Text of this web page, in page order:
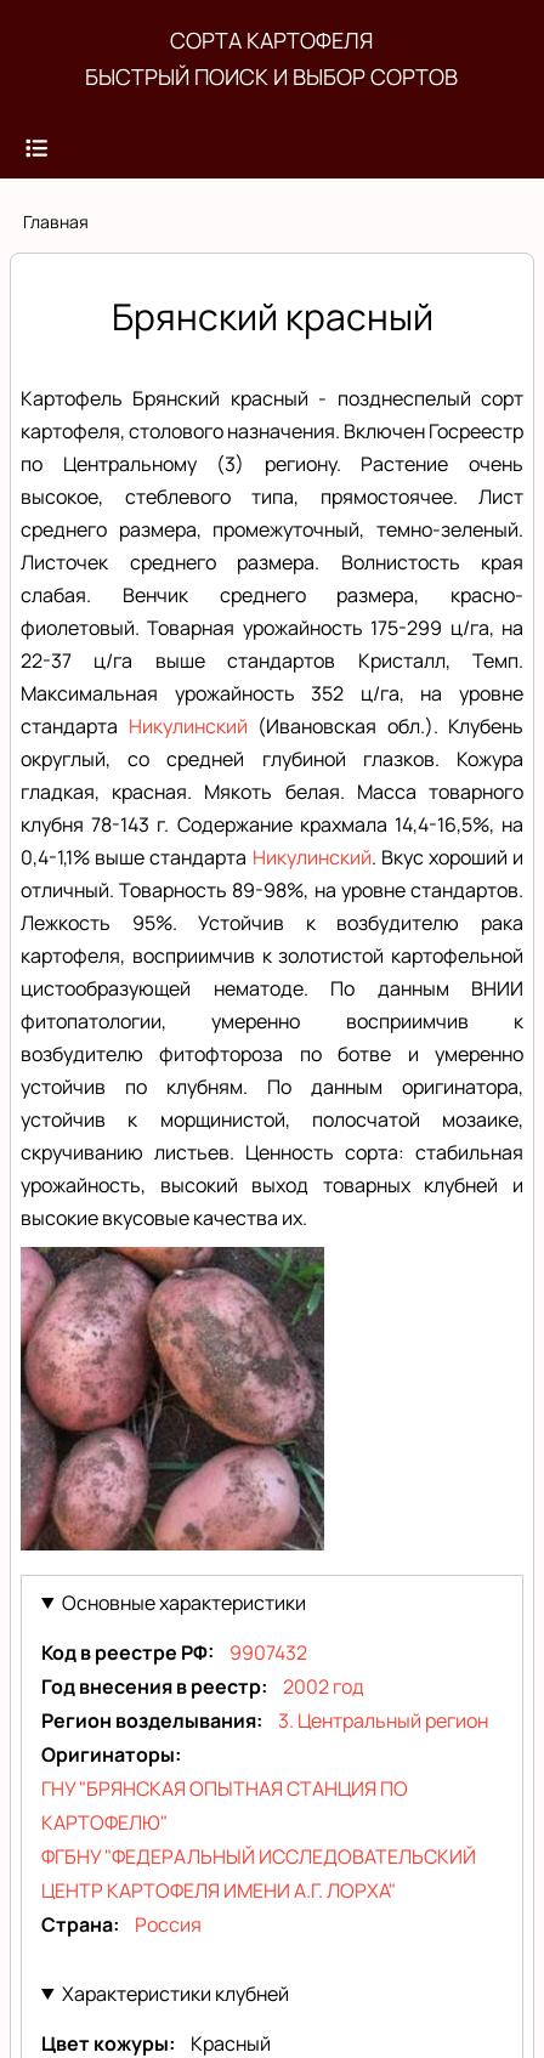
основному
СОРТА КАРТОФЕЛЯ
БЫСТРЫЙ ПОИСК И ВЫБОР СОРТОВ
Строка
Главная
Брянский красный
Картофель Брянский красный - позднеспелый сорт
картофеля, столового назначения. Включен Госреестр
по Центральному (3) региону. Растение очень
высокое, стеблевого типа, прямостоячее. Лист
среднего размера, промежуточный, темно-зеленый.
Листочек среднего размера. Волнистость края
слабая. Венчик среднего размера, красно-
фиолетовый. Товарная урожайность 175-299 ц/га, на
22-37 ц/га выше стандартов Кристалл, Темп.
Максимальная урожайность 352 ц/га, на уровне
стандарта Никулинский (Ивановская обл.). Клубень
округлый, со средней глубиной глазков. Кожура
гладкая, красная. Мякоть белая. Масса товарного
клубня 78-143 г. Содержание крахмала 14,4-16,5%, на
0,4-1,1% выше стандарта Никулинский. Вкус хороший и
отличный. Товарность 89-98%, на уровне стандартов.
Лежкость 95%. Устойчив к возбудителю рака
картофеля, восприимчив к золотистой картофельной
цистообразующей нематоде. По данным ВНИИ
фитопатологии, умеренно восприимчив к
возбудителю фитофтороза по ботве и умеренно
устойчив по клубням. По данным оригинатора,
устойчив к морщинистой, полосчатой мозаике,
скручиванию листьев. Ценность сорта: стабильная
урожайность, высокий выход товарных клубней и
высокие вкусовые качества их.
красный
Основные характеристики
Код в реестре РФ
9907432
Год внесения в реестр
2002 год
Регион возделывания
3. Центральный регион
Оригинаторы
ГНУ "БРЯНСКАЯ ОПЫТНАЯ СТАНЦИЯ ПО
КАРТОФЕЛЮ"
ФГБНУ "ФЕДЕРАЛЬНЫЙ ИССЛЕДОВАТЕЛЬСКИЙ
ЦЕНТР КАРТОФЕЛЯ ИМЕНИ А.Г. ЛОРХА"
Страна
Россия
Характеристики клубней
Цвет кожуры
Красный